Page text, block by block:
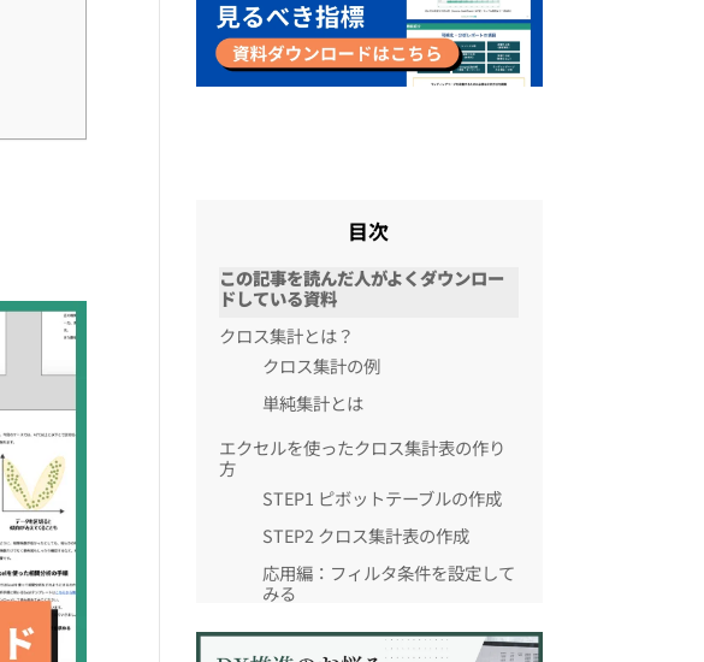
目次
この記事を読んだ人がよくダウンロー
ドしている資料
クロス集計とは？
クロス集計の例
単純集計とは
エクセルを使ったクロス集計表の作り
方
STEP1 ピボットテーブルの作成
STEP2 クロス集計表の作成
応用編：フィルタ条件を設定して
みる